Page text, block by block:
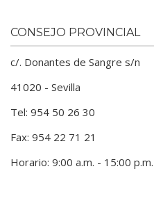
CONSEJO PROVINCIAL
c/. Donantes de Sangre s/n
41020 - Sevilla
Tel: 954 50 26 30
Fax: 954 22 71 21
Horario: 9:00 a.m. - 15:00 p.m.